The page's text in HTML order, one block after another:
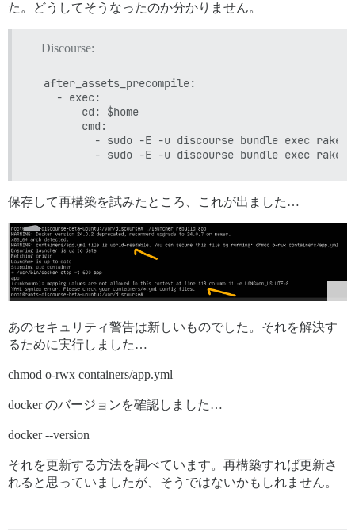
た。どうしてそうなったのか分かりません。
Discourse:
  after_assets_precompile:
    - exec:
        cd: $home
        cmd:
- sudo -E -u discourse bundle exec rake
保存して再構築を試みたところ、これが出ました…
あのセキュリティ警告は新しいものでした。それを解決す
るために実行しました…
chmod o-rwx containers/app.yml
docker のバージョンを確認しました…
docker --version
それを更新する方法を調べています。再構築すれば更新さ
れると思っていましたが、そうではないかもしれません。